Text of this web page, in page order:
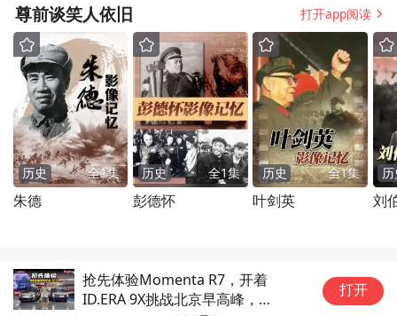
尊前谈笑人依旧 打开app阅读
历史 全1集
朱德
历史 全1集
彭德怀
历史 全1集
叶剑英 刘
抢先体验Momenta R7，开着
ID.ERA 9X挑战北京早高峰，表
打开